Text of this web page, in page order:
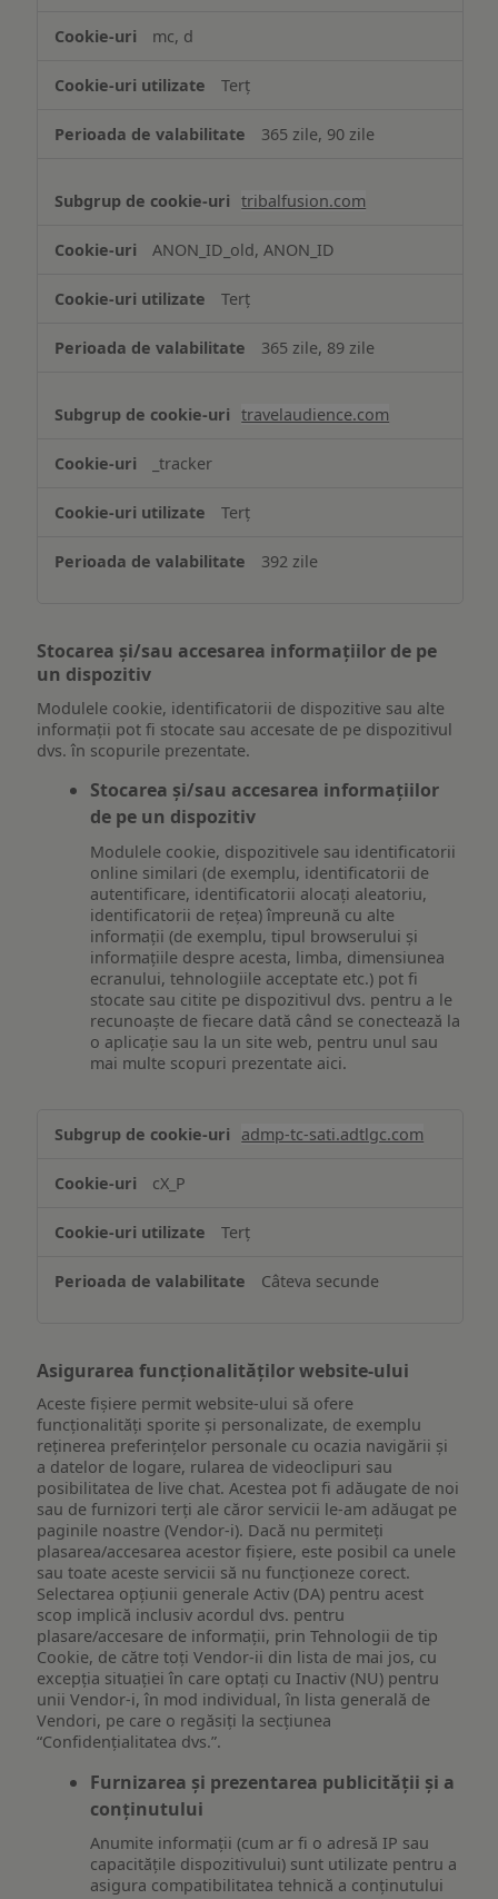
mc, d
Terț
365 zile, 90 zile
tribalfusion.com
ANON_ID_old, ANON_ID
Terț
365 zile, 89 zile
travelaudience.com
_tracker
Terț
392 zile
Stocarea și/sau accesarea informațiilor de pe
un dispozitiv
Modulele cookie, identificatorii de dispozitive sau alte
informații pot fi stocate sau accesate de pe dispozitivul
dvs. în scopurile prezentate.
Stocarea și/sau accesarea informațiilor
de pe un dispozitiv
Modulele cookie, dispozitivele sau identificatorii
online similari (de exemplu, identificatorii de
autentificare, identificatorii alocați aleatoriu,
identificatorii de rețea) împreună cu alte
informații (de exemplu, tipul browserului și
informațiile despre acesta, limba, dimensiunea
ecranului, tehnologiile acceptate etc.) pot fi
stocate sau citite pe dispozitivul dvs. pentru a le
recunoaște de fiecare dată când se conectează la
o aplicație sau la un site web, pentru unul sau
mai multe scopuri prezentate aici.
și/sau
informațiilor
pe
dispozitiv
admp-tc-sati.adtlgc.com
cX_P
Terț
Câteva secunde
Asigurarea funcționalităților website-ului
Aceste fișiere permit website-ului să ofere
funcționalități sporite și personalizate, de exemplu
reţinerea preferinţelor personale cu ocazia navigării și
a datelor de logare, rularea de videoclipuri sau
posibilitatea de live chat. Acestea pot fi adăugate de noi
sau de furnizori terți ale căror servicii le-am adăugat pe
paginile noastre (Vendor-i). Dacă nu permiteți
plasarea/accesarea acestor fișiere, este posibil ca unele
sau toate aceste servicii să nu funcționeze corect.
Selectarea opțiunii generale Activ (DA) pentru acest
scop implică inclusiv acordul dvs. pentru
plasare/accesare de informații, prin Tehnologii de tip
Cookie, de către toți Vendor-ii din lista de mai jos, cu
excepția situației în care optați cu Inactiv (NU) pentru
unii Vendor-i, în mod individual, în lista generală de
Vendori, pe care o regăsiți la secțiunea
“Confidențialitatea dvs.”.
Furnizarea și prezentarea publicității și a
conținutului
Anumite informații (cum ar fi o adresă IP sau
capacitățile dispozitivului) sunt utilizate pentru a
asigura compatibilitatea tehnică a conținutului